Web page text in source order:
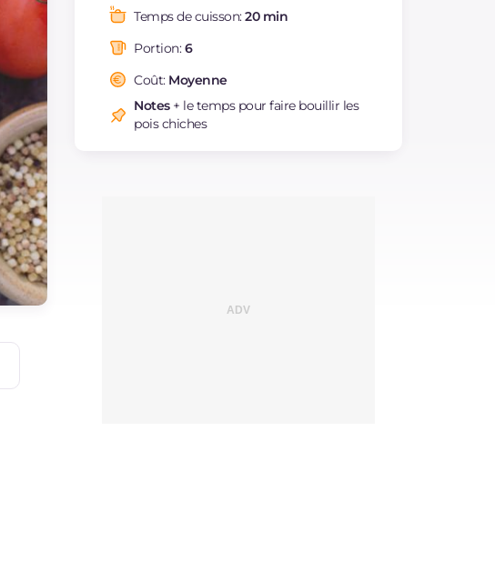
Graisses
saturés
Fibre
Cholestérol
Sodium
Temps de cuisson:20 min
Portion:6
Coût: Moyenne
Notes+ le temps pour faire bouillir les
pois chiches